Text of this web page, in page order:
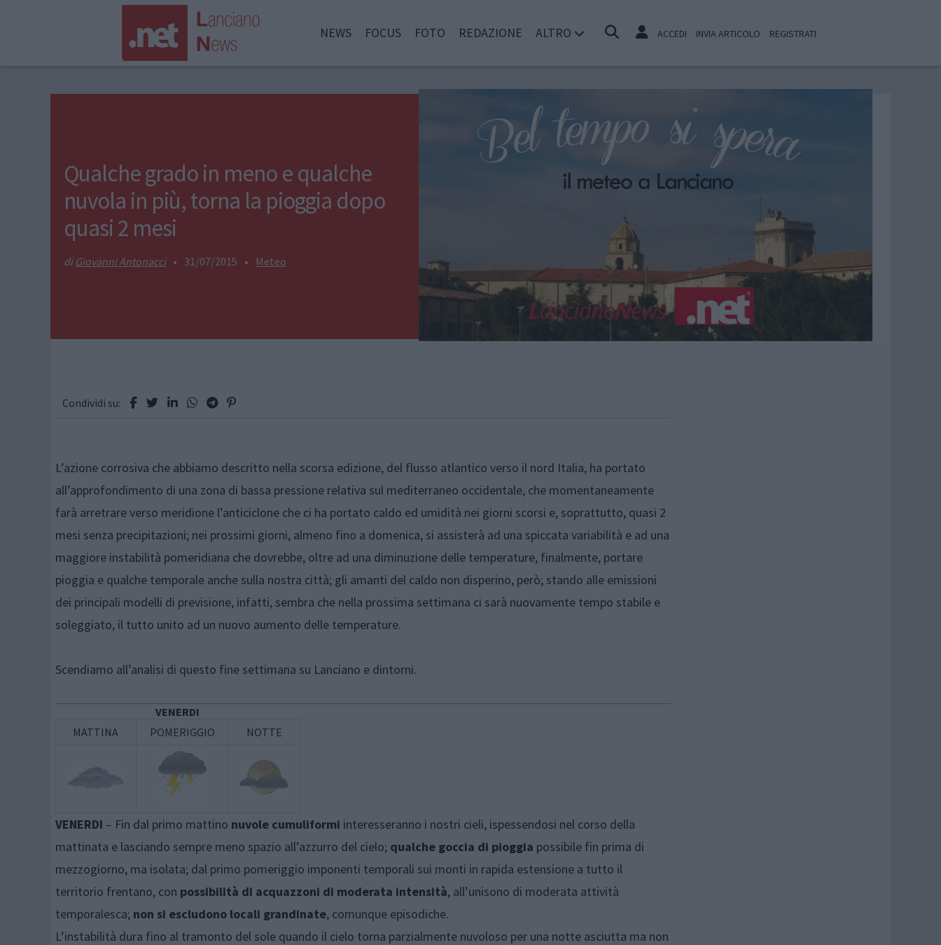
NEWS FOCUS FOTO REDAZIONE ALTRO ACCEDI INVIA ARTICOLO REGISTRATI
Qualche grado in meno e qualche
nuvola in più, torna la pioggia dopo
quasi 2 mesi
Giovanni Antonacci • 31/07/2015 • Meteo
Condividi su:
L’azione corrosiva che abbiamo descritto nella scorsa edizione, del flusso atlantico verso il nord Italia, ha portato
all’approfondimento di una zona di bassa pressione relativa sul mediterraneo occidentale, che momentaneamente
farà arretrare verso meridione l’anticiclone che ci ha portato caldo ed umidità nei giorni scorsi e, soprattutto, quasi 2
mesi senza precipitazioni; nei prossimi giorni, almeno fino a domenica, si assisterà ad una spiccata variabilità e ad una
maggiore instabilità pomeridiana che dovrebbe, oltre ad una diminuzione delle temperature, finalmente, portare
pioggia e qualche temporale anche sulla nostra città; gli amanti del caldo non disperino, però; stando alle emissioni
dei principali modelli di previsione, infatti, sembra che nella prossima settimana ci sarà nuovamente tempo stabile e
soleggiato, il tutto unito ad un nuovo aumento delle temperature.
Scendiamo all’analisi di questo fine settimana su Lanciano e dintorni.
VENERDI
MATTINA
POMERIGGIO NOTTE
VENERDI – Fin dal primo mattino nuvole cumuliformi interesseranno i nostri cieli, ispessendosi nel corso della
mattinata e lasciando sempre meno spazio all’azzurro del cielo; qualche goccia di pioggia possibile fin prima di
mezzogiorno, ma isolata; dal primo pomeriggio imponenti temporali sui monti in rapida estensione a tutto il
territorio frentano, con possibilità di acquazzoni di moderata intensità, all’unisono di moderata attività
temporalesca; non si escludono locali grandinate, comunque episodiche.
L’instabilità dura fino al tramonto del sole quando il cielo torna parzialmente nuvoloso per una notte asciutta ma non